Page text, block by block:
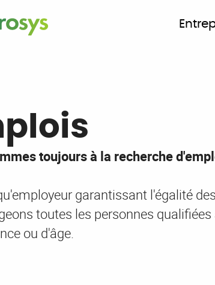
toujours à la recherche
garantissant l'égalité
toutes les personnes
ou d'âge.